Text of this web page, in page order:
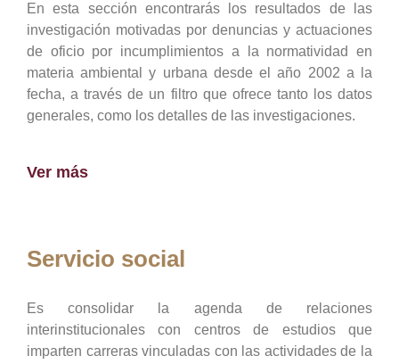
En esta sección encontrarás los resultados de las
investigación motivadas por denuncias y actuaciones
de oficio por incumplimientos a la normatividad en
materia ambiental y urbana desde el año 2002 a la
fecha, a través de un filtro que ofrece tanto los datos
generales, como los detalles de las investigaciones.
Ver más
Servicio social
Es consolidar la agenda de relaciones
interinstitucionales con centros de estudios que
imparten carreras vinculadas con las actividades de la